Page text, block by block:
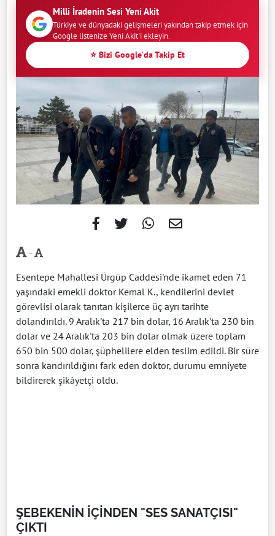
Milli İradenin Sesi Yeni Akit
Türkiye ve dünyadaki gelişmeleri yakından takip etmek için
Google listenize Yeni Akit'i ekleyin.
⭐ Bizi Google'da Takip Et
-
Esentepe Mahallesi Ürgüp Caddesi'nde ikamet eden 71
yaşındaki emekli doktor Kemal K., kendilerini devlet
görevlisi olarak tanıtan kişilerce üç ayrı tarihte
dolandırıldı. 9 Aralık'ta 217 bin dolar, 16 Aralık'ta 230 bin
dolar ve 24 Aralık'ta 203 bin dolar olmak üzere toplam
650 bin 500 dolar, şüphelilere elden teslim edildi. Bir süre
sonra kandırıldığını fark eden doktor, durumu emniyete
bildirerek şikâyetçi oldu.
ŞEBEKENİN İÇİNDEN "SES SANATÇISI"
ÇIKTI